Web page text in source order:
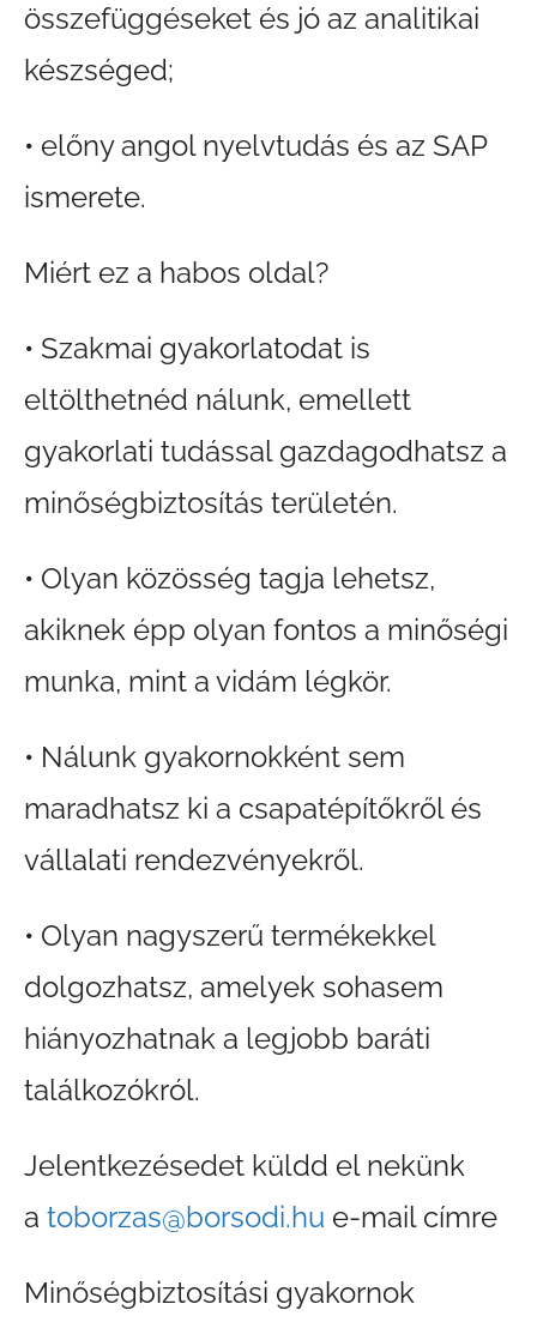
összefüggéseket és jó az analitikai
készséged;
• előny angol nyelvtudás és az SAP
ismerete.
Miért ez a habos oldal?
• Szakmai gyakorlatodat is
eltölthetnéd nálunk, emellett
gyakorlati tudással gazdagodhatsz a
minőségbiztosítás területén.
• Olyan közösség tagja lehetsz,
akiknek épp olyan fontos a minőségi
munka, mint a vidám légkör.
• Nálunk gyakornokként sem
maradhatsz ki a csapatépítőkről és
vállalati rendezvényekről.
• Olyan nagyszerű termékekkel
dolgozhatsz, amelyek sohasem
hiányozhatnak a legjobb baráti
találkozókról.
Jelentkezésedet küldd el nekünk
a toborzas@borsodi.hu e-mail címre
Minőségbiztosítási gyakornok